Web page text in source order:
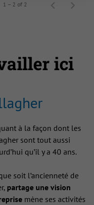
1 – 2 of 2
ici
à la façon dont les
sont tout aussi
qu’il y a 40 ans.
soit l’ancienneté de
partage une vision
mène ses activités